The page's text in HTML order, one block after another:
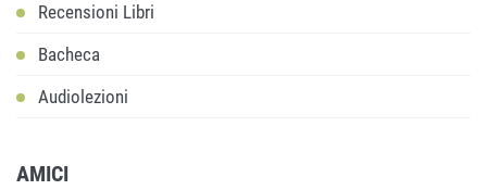
Recensioni Libri
Bacheca
Audiolezioni
AMICI